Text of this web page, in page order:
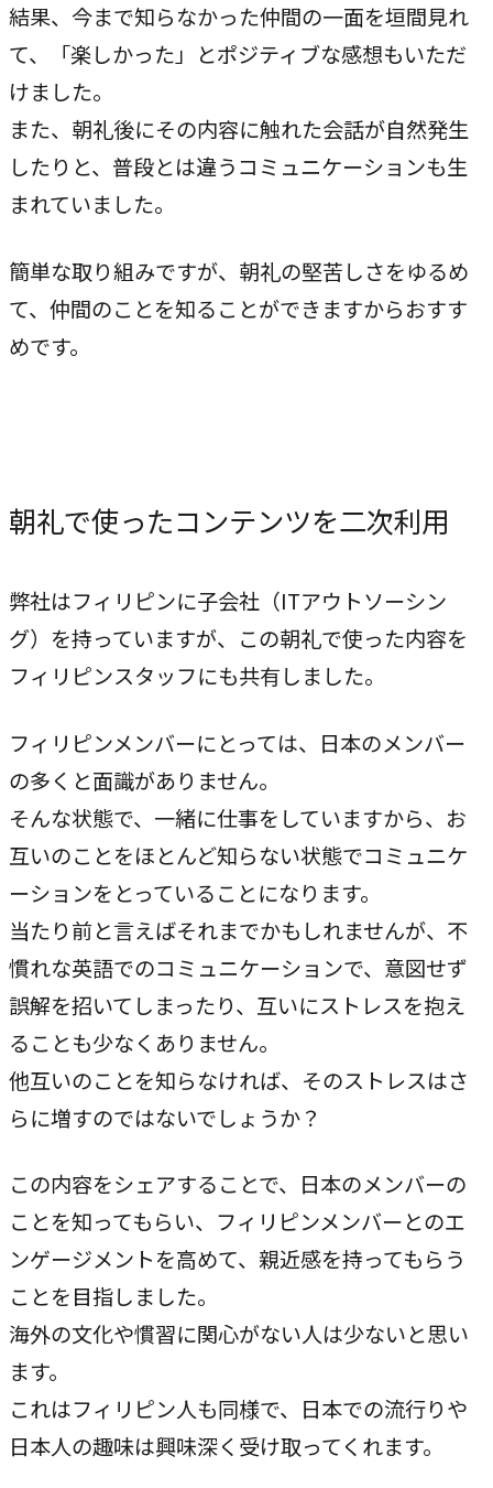
結果、今まで知らなかった仲間の一面を垣間見れ
て、「楽しかった」とポジティブな感想もいただ
けました。
また、朝礼後にその内容に触れた会話が自然発生
したりと、普段とは違うコミュニケーションも生
まれていました。
簡単な取り組みですが、朝礼の堅苦しさをゆるめ
て、仲間のことを知ることができますからおすす
めです。
朝礼で使ったコンテンツを二次利用
弊社はフィリピンに子会社（ITアウトソーシン
グ）を持っていますが、この朝礼で使った内容を
フィリピンスタッフにも共有しました。
フィリピンメンバーにとっては、日本のメンバー
の多くと面識がありません。
そんな状態で、一緒に仕事をしていますから、お
互いのことをほとんど知らない状態でコミュニケ
ーションをとっていることになります。
当たり前と言えばそれまでかもしれませんが、不
慣れな英語でのコミュニケーションで、意図せず
誤解を招いてしまったり、互いにストレスを抱え
ることも少なくありません。
他互いのことを知らなければ、そのストレスはさ
らに増すのではないでしょうか？
この内容をシェアすることで、日本のメンバーの
ことを知ってもらい、フィリピンメンバーとのエ
ンゲージメントを高めて、親近感を持ってもらう
ことを目指しました。
海外の文化や慣習に関心がない人は少ないと思い
ます。
これはフィリピン人も同様で、日本での流行りや
日本人の趣味は興味深く受け取ってくれます。